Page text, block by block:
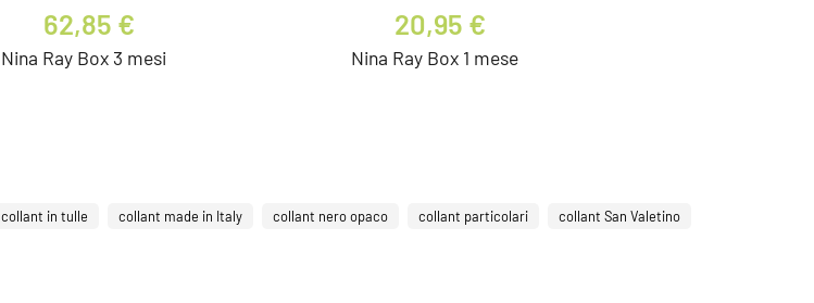
62,85 €
Nina Ray Box 3 mesi
20,95 €
Nina Ray Box 1 mese
collant in tulle collant made in Italy collant nero opaco collant particolari collant San Valetino